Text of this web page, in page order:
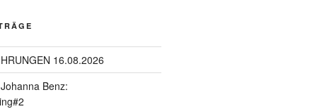
16.08.2026
Benz: